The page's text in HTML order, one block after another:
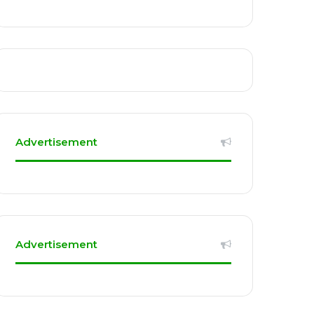
Advertisement
Advertisement